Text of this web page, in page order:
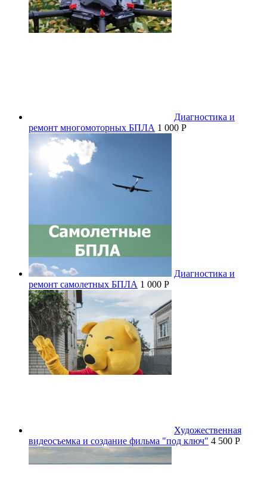
Диагностика и
ремонт многомоторных БПЛА 1 000 P
Диагностика и
ремонт самолетных БПЛА 1 000 P
Художественная
видеосъемка и создание фильма "под ключ" 4 500 P